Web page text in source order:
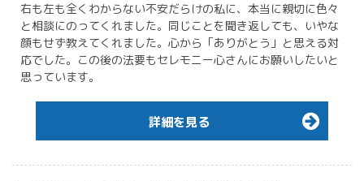
右も左も全くわからない不安だらけの私に、本当に親切に色々
と相談にのってくれました。同じことを聞き返しても、いやな
顔もせず教えてくれました。心から「ありがとう」と思える対
応でした。この後の法要もセレモニー心さんにお願いしたいと
思っています。
詳細を見る